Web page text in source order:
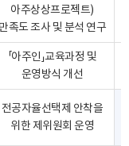
아주상상프로젝트)
만족도 조사 및 분석 연구
「아주인」교육과정 및
운영방식 개선
전공자율선택제 안착을
위한 제위원회 운영